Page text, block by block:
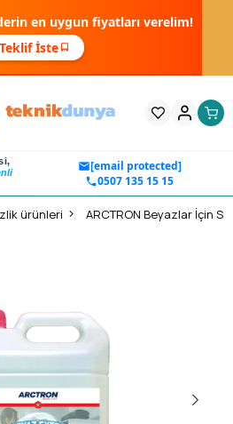
en uygun fiyatları verelim!
Teklif İste
[email protected]
0507 135 15 15
ürünleri ARCTRON Beyazlar İçin